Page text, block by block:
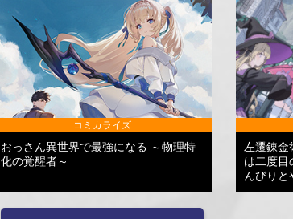
コミカライズ
おっさん異世界で最強になる ～物理特
化の覚醒者～
左遷錬金
は二度目
んびりと